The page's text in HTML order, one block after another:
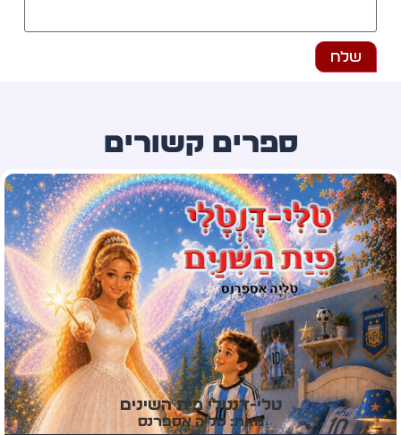
ספרים קשורים
עץ המשאלות מטהרן
מאת: סני פרי